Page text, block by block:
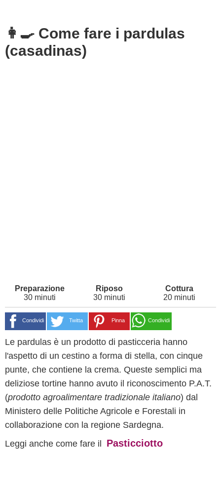
👩‍🍳 Come fare i pardulas
(casadinas)
30 minuti 30 minuti 20 minuti
Condividi Twitta Pinna Condividi
Le pardulas è un prodotto di pasticceria hanno
l'aspetto di un cestino a forma di stella, con cinque
punte, che contiene la crema. Queste semplici ma
deliziose tortine hanno avuto il riconoscimento P.A.T.
(prodotto agroalimentare tradizionale italiano) dal
Ministero delle Politiche Agricole e Forestali in
collaborazione con la regione Sardegna.
Leggi anche come fare il Pasticciotto